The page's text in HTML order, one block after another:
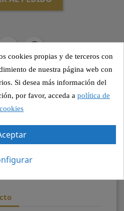
cookies propias y de terceros con
de nuestra página web con
Si desea más información del
por favor, acceda a política de
cookies